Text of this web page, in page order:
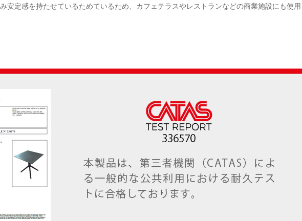
安定感を持たせているためているため、カフェテラスやレストランなどの商業施設にも使用